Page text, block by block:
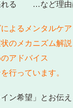
れる …など理由
よるメンタルケア
のメカニズム解説
アドバイス
行っています。
ン希望」とお伝え